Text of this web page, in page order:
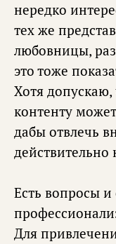
нередко
тех же
любовницы,
это тоже
Хотя
контенту
дабы отвлечь
Есть вопросы и
Для